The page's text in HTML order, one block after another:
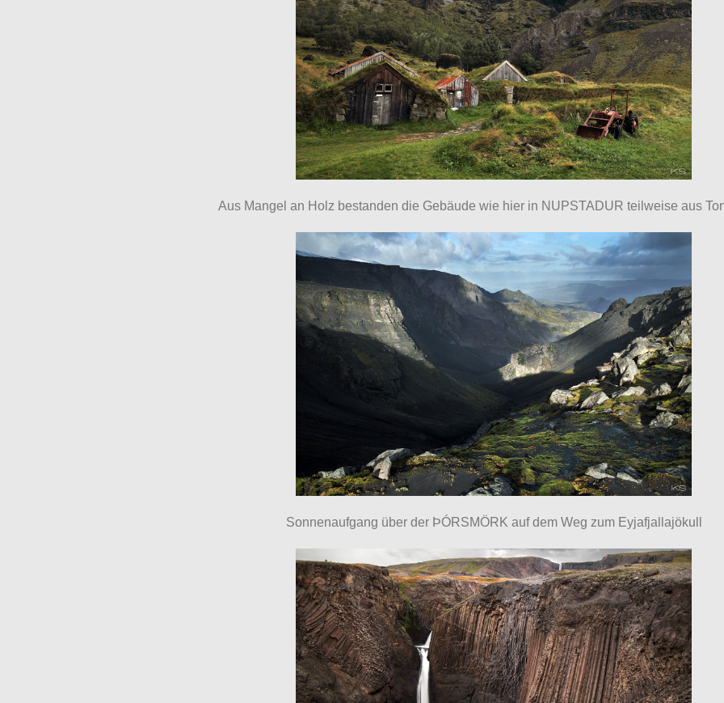
Aus Mangel an Holz bestanden die Gebäude wie hier in NUPSTADUR teilweise aus
Sonnenaufgang über der ÞÓRSMÖRK auf dem Weg zum Eyjafjallajökull